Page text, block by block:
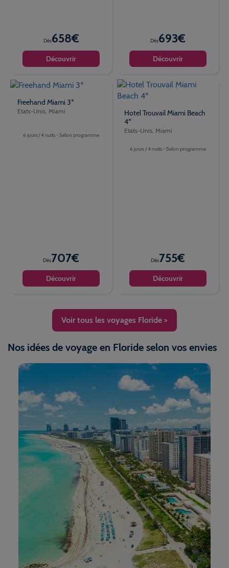
Dès658€
Découvrir
Dès693€
Découvrir
Freehand Miami 3*
Etats-Unis, Miami
6 jours / 4 nuits - Selon programme
Dès707€
Découvrir
Hotel Trouvail Miami Beach
4*
Etats-Unis, Miami
6 jours / 4 nuits - Selon programme
Dès755€
Découvrir
Voir tous les voyages Floride >
Nos idées de voyage en Floride selon vos envies